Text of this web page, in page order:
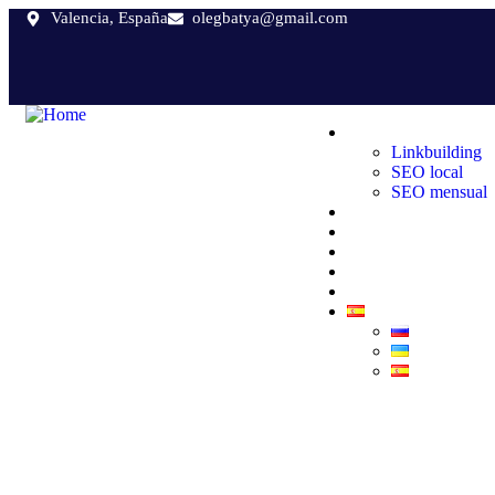
Valencia, España olegbatya@gmail.com
Linkbuilding
SEO local
SEO mensual